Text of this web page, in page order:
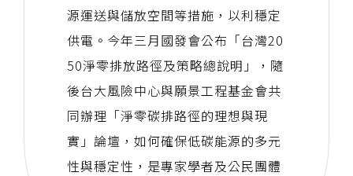
源運送與儲放空間等措施，以利穩定
供電。今年三月國發會公布「台灣20
50淨零排放路徑及策略總說明」，隨
後台大風險中心與願景工程基金會共
同辦理「淨零碳排路徑的理想與現
實」論壇，如何確保低碳能源的多元
性與穩定性，是專家學者及公民團體